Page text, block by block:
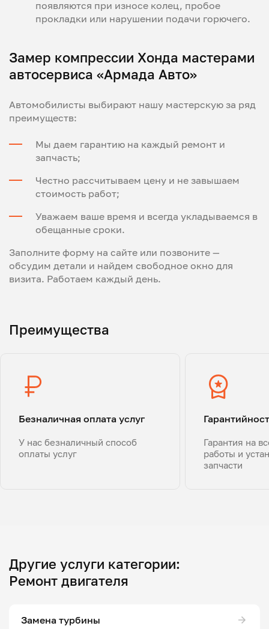
появляются при износе колец, пробое
прокладки или нарушении подачи горючего.
Замер компрессии Хонда мастерами
автосервиса «Армада Авто»
Автомобилисты выбирают нашу мастерскую за ряд
преимуществ:
Мы даем гарантию на каждый ремонт и
запчасть;
Честно рассчитываем цену и не завышаем
стоимость работ;
Уважаем ваше время и всегда укладываемся в
обещанные сроки.
Заполните форму на сайте или позвоните —
обсудим детали и найдем свободное окно для
визита. Работаем каждый день.
Преимущества
Безналичная оплата услуг
У нас безналичный способ
оплаты услуг
Гарантия на
работы и
запчасти
Другие услуги категории:
Ремонт двигателя
Замена турбины